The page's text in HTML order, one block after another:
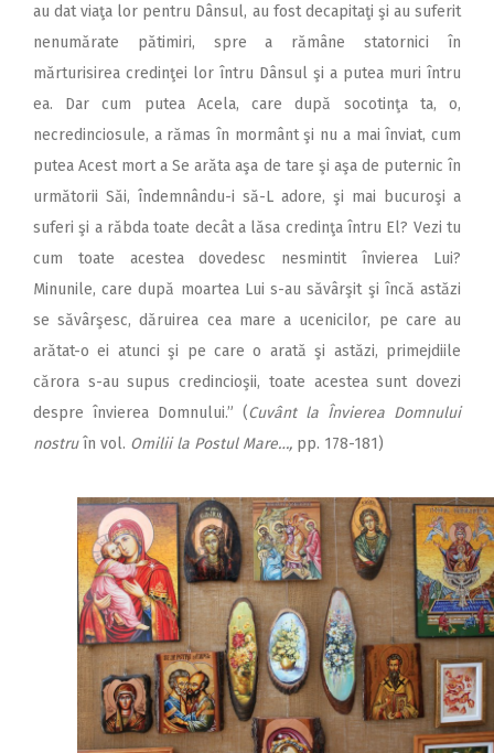
au dat viaţa lor pentru Dânsul, au fost decapitaţi şi au suferit
nenumărate pătimiri, spre a rămâne statornici în
mărturisirea credinţei lor întru Dânsul şi a putea muri întru
ea. Dar cum putea Acela, care după socotinţa ta, o,
necredinciosule, a rămas în mormânt şi nu a mai înviat, cum
putea Acest mort a Se arăta aşa de tare şi aşa de puternic în
următorii Săi, îndemnându-i să-L adore, şi mai bucuroşi a
suferi şi a răbda toate decât a lăsa credinţa întru El? Vezi tu
cum toate acestea dovedesc nesmintit învierea Lui?
Minunile, care după moartea Lui s-au săvârşit şi încă astăzi
se săvârşesc, dăruirea cea mare a ucenicilor, pe care au
arătat-o ei atunci şi pe care o arată şi astăzi, primejdiile
cărora s-au supus credincioşii, toate acestea sunt dovezi
despre învierea Domnului.” (Cuvânt la Învierea Domnului
nostruîn vol. Omilii la Postul Mare…, pp. 178-181)